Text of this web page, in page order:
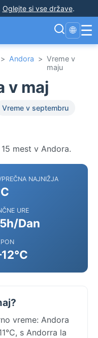
Oglejte si vse države.
🌐 ☰
> Andora > Vreme v
maju
v maj
Vreme v septembru
mest v Andora.
NAJNIŽJA
URE
Dan
vreme: Andora
s Andorra la